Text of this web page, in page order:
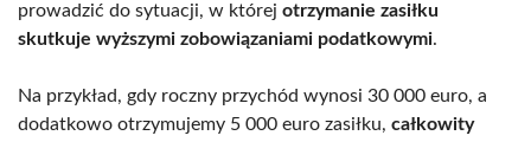
prowadzić do sytuacji, w której otrzymanie zasiłku
skutkuje wyższymi zobowiązaniami podatkowymi.
Na przykład, gdy roczny przychód wynosi 30 000 euro, a
dodatkowo otrzymujemy 5 000 euro zasiłku, całkowity